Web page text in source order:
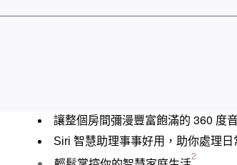
讓整個房間彌漫豐富飽滿的 360 度
Siri 智慧助理事事好用，助你處理日
2